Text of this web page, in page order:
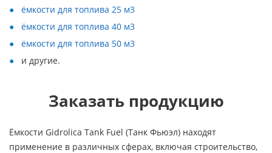
ёмкости для топлива 25 м3
ёмкости для топлива 40 м3
ёмкости для топлива 50 м3
и другие.
Заказать продукцию
Ёмкости Gidrolica Tank Fuel (Танк Фьюэл) находят
применение в различных сферах, включая строительство,